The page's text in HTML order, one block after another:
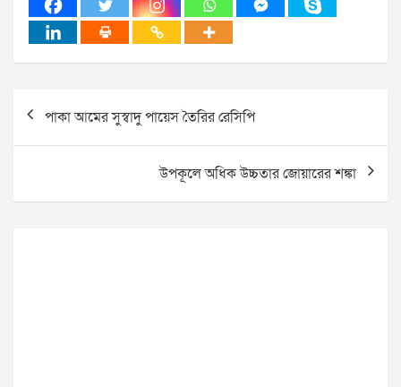
Post
navigation
পাকা আমের সুস্বাদু পায়েস তৈরির রেসিপি
উপকূলে অধিক উচ্চতার জোয়ারের শঙ্কা